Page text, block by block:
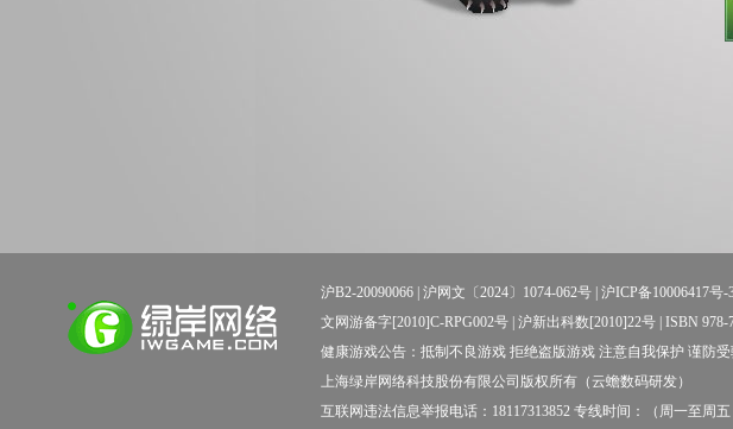
沪B2-20090066 | 沪网文〔2024〕1074-062号 沪ICP备10006417号-
文网游备字[2010]C-RPG002号 | 沪新出科数[2010]22号 | ISBN 978-
健康游戏公告：抵制不良游戏 拒绝盗版游戏 注意自我保护 谨防
上海绿岸网络科技股份有限公司版权所有（云蟾数码研发）
互联网违法信息举报电话：18117313852 专线时间：（周一至周五